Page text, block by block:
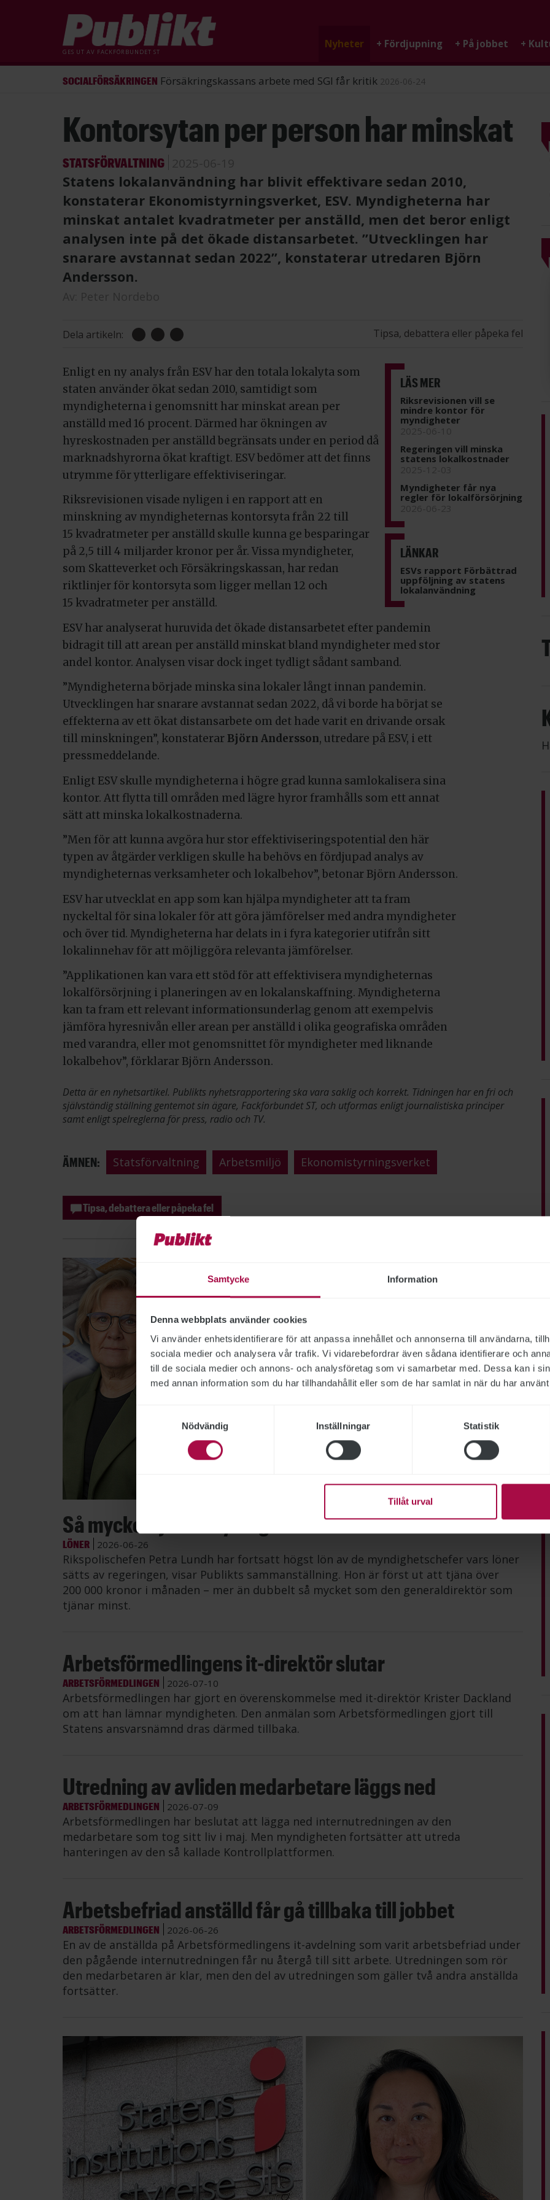
Samtycke Information
Denna webbplats använder cookies
Vi använder enhetsidentifierare för att anpassa innehållet och annonserna till användarna,
sociala medier och analysera vår trafik. Vi vidarebefordrar även sådana identifierare och
till de sociala medier och annons- och analysföretag som vi samarbetar med. Dessa kan i
med annan information som du har tillhandahållit eller som de har samlat in när du har
Nödvändig
Inställningar Statistik
Tillåt urval
huvudinnehåll
GES UT AV FACKFÖRBUNDET ST
Nyheter + Fördjupning + På jobbet +
ARBETSRÄTT ST förlorade mål mot Energimyndigheten 2026-06-25
Kontorsytan per person har minskat
STATSFÖRVALTNING
Statens lokalanvändning har blivit effektivare sedan 2010,
konstaterar Ekonomistyrningsverket, ESV. Myndigheterna har
minskat antalet kvadratmeter per anställd, men det beror enligt
analysen inte på det ökade distansarbetet. ”Utvecklingen har
snarare avstannat sedan 2022”, konstaterar utredaren Björn
Andersson.
Dela artikeln: Tipsa, debattera eller påpeka fel
LÄS MER
Riksrevisionen vill se
mindre kontor för
myndigheter
Regeringen vill minska
statens lokalkostnader
Myndigheter får nya
regler för lokalförsörjning
LÄNKAR
ESVs rapport Förbättrad
uppföljning av statens
lokalanvändning
Enligt en ny analys från ESV har den totala lokalyta som
staten använder ökat sedan 2010, samtidigt som
myndigheterna i genomsnitt har minskat arean per
anställd med 16 procent. Därmed har ökningen av
hyreskostnaden per anställd begränsats under en period då
marknadshyrorna ökat kraftigt. ESV bedömer att det finns
utrymme för ytterligare effektiviseringar.
Riksrevisionen visade nyligen i en rapport att en
minskning av myndigheternas kontorsyta från 22 till
15 kvadratmeter per anställd skulle kunna ge besparingar
på 2,5 till 4 miljarder kronor per år. Vissa myndigheter,
som Skatteverket och Försäkringskassan, har redan
riktlinjer för kontorsyta som ligger mellan 12 och
15 kvadratmeter per anställd.
ESV har analyserat huruvida det ökade distansarbetet efter pandemin
bidragit till att arean per anställd minskat bland myndigheter med stor
andel kontor. Analysen visar dock inget tydligt sådant samband.
”Myndigheterna började minska sina lokaler långt innan pandemin.
Utvecklingen har snarare avstannat sedan 2022, då vi borde ha börjat se
effekterna av ett ökat distansarbete om det hade varit en drivande orsak
till minskningen”, konstaterarBjörn Andersson, utredare på ESV, i ett
pressmeddelande.
Enligt ESV skulle myndigheterna i högre grad kunna samlokalisera sina
kontor. Att flytta till områden med lägre hyror framhålls som ett annat
sätt att minska lokalkostnaderna.
”Men för att kunna avgöra hur stor effektiviseringspotential den här
typen av åtgärder verkligen skulle ha behövs en fördjupad analys av
myndigheternas verksamheter och lokalbehov”, betonar Björn Andersson.
ESV har utvecklat en app som kan hjälpa myndigheter att ta fram
nyckeltal för sina lokaler för att göra jämförelser med andra myndigheter
och över tid. Myndigheterna har delats in i fyra kategorier utifrån sitt
lokalinnehav för att möjliggöra relevanta jämförelser.
”Applikationen kan vara ett stöd för att effektivisera myndigheternas
lokalförsörjning i planeringen av en lokalanskaffning. Myndigheterna
kan ta fram ett relevant informationsunderlag genom att exempelvis
jämföra hyresnivån eller arean per anställd i olika geografiska områden
med varandra, eller mot genomsnittet för myndigheter med liknande
lokalbehov”, förklarar Björn Andersson.
Detta är en nyhetsartikel. Publikts nyhetsrapportering ska vara saklig och korrekt. Tidningen har en fri och
självständig ställning gentemot sin ägare, Fackförbundet ST, och utformas enligt journalistiska principer
samt enligt spelreglerna för press, radio och TV.
ÄMNEN: Statsförvaltning Arbetsmiljö Ekonomistyrningsverket
Tipsa, debattera eller påpeka fel
Så mycket tjänar myndighetscheferna
LÖNER 2026-06-26
Rikspolischefen Petra Lundh har fortsatt högst lön av de myndighetschefer vars löner
sätts av regeringen, visar Publikts sammanställning. Hon är först ut att tjäna över
200 000 kronor i månaden – mer än dubbelt så mycket som den generaldirektör som
tjänar minst.
Arbetsförmedlingens it-direktör slutar
ARBETSFÖRMEDLINGEN 2026-07-10
Arbetsförmedlingen har gjort en överenskommelse med it-direktör Krister Dackland
om att han lämnar myndigheten. Den anmälan som Arbetsförmedlingen gjort till
Statens ansvarsnämnd dras därmed tillbaka.
Utredning av avliden medarbetare läggs ned
ARBETSFÖRMEDLINGEN 2026-07-09
Arbetsförmedlingen har beslutat att lägga ned internutredningen av den
medarbetare som tog sitt liv i maj. Men myndigheten fortsätter att utreda
hanteringen av den så kallade Kontrollplattformen.
Arbetsbefriad anställd får gå tillbaka till jobbet
ARBETSFÖRMEDLINGEN 2026-06-26
En av de anställda på Arbetsförmedlingens it-avdelning som varit arbetsbefriad under
den pågående internutredningen får nu återgå till sitt arbete. Utredningen som rör
den medarbetaren är klar, men den del av utredningen som gäller två andra anställda
fortsätter.